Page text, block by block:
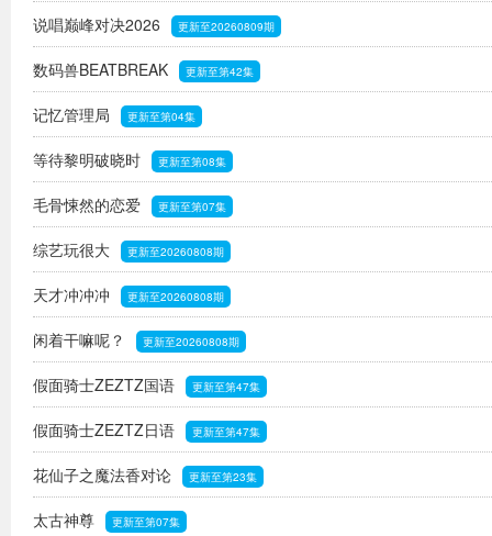
说唱巅峰对决2026 更新至20260809期
数码兽BEATBREAK 更新至第42集
记忆管理局 更新至第04集
等待黎明破晓时 更新至第08集
毛骨悚然的恋爱 更新至第07集
综艺玩很大 更新至20260808期
天才冲冲冲 更新至20260808期
闲着干嘛呢？ 更新至20260808期
假面骑士ZEZTZ国语 更新至第47集
假面骑士ZEZTZ日语 更新至第47集
花仙子之魔法香对论 更新至第23集
太古神尊 更新至第07集